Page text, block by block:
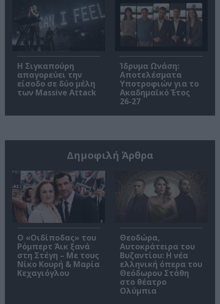
Η Σιγκαπούρη
απαγορεύει την
είσοδο σε δύο μέλη
των Massive Attack
Ίδρυμα Ωνάση:
Αποτελέσματα
Υποτροφιών για το
Ακαδημαϊκό Έτος
26-27
Δημοφιλή Άρθρα
O «Οιδίποδας» του
Ρόμπερτ Άικ ξανά
στη Στέγη – Με τους
Νίκο Κουρή & Μαρία
Κεχαγιόγλου
Θεοδώρα,
Αυτοκράτειρα του
Βυζαντίου: Η νέα
ελληνική όπερα του
Θεόδωρου Στάθη
στο θέατρο
Ολύμπια